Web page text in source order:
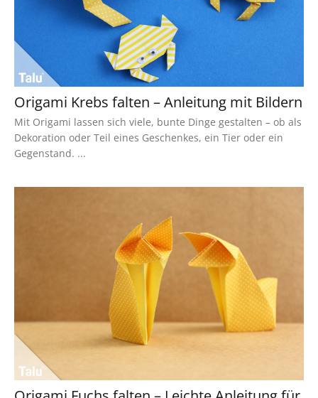
Origami Krebs falten – Anleitung mit Bildern
Mit Origami lassen sich viele, bunte Dinge gestalten – ob als
Dekoration oder Teil eines Geschenkes, ein Tier oder ein
Gegenstand. ...